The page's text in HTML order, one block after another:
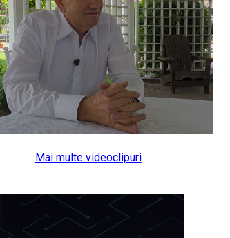
Mai multe videoclipuri